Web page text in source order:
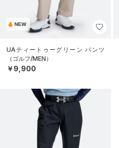
NEW
UAティートゥーグリーン パンツ
（ゴルフ/MEN）
￥9,900